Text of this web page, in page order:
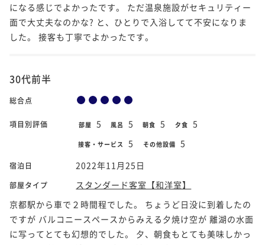
になる感じでよかったです。 ただ温泉施設がセキュリティー
面で大丈夫なのかな? と、ひとりで入浴してて不安になりま
した。 接客も丁寧でよかったです。
30代前半
総合点
項目別評価 部屋 5 風呂 5 朝食 5 夕食 5
接客・サービス 5 その他設備 5
宿泊日 2022年11月25日
部屋タイプ
スタンダード客室【和洋室】
京都駅から車で２時間程でした。 ちょうど日没に到着したの
ですが バルコニースペースからみえる夕焼け空が 離湖の水面
に写ってとても幻想的でした。 夕、朝食もとても美味しかっ